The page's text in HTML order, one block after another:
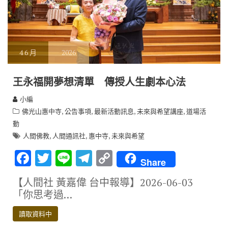
46 月 2026
王永福開夢想清單 傳授人生劇本心法
小編
佛光山惠中寺,公告事項,最新活動訊息,未來與希望講座,道場活
動
人間佛教, 人間通訊社, 惠中寺,未來與希望
F
ac
e
b
T
w
it
te
Li
n
e
T
el
e
C
o
p
Share
【人間社 黃嘉偉 台中報導】2026-06-03
「你思考過…
讀取資料中